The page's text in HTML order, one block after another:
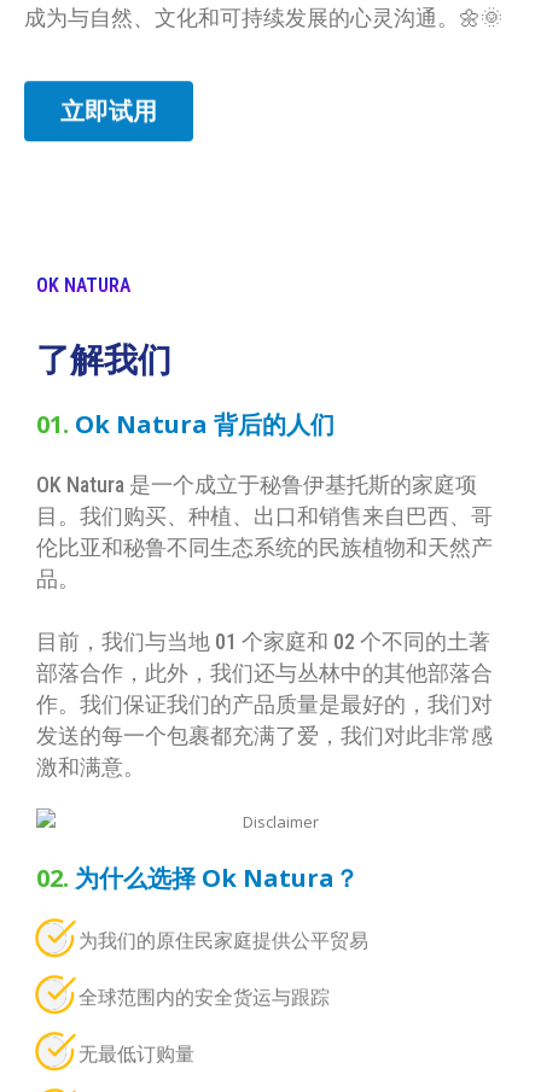
成为与自然、文化和可持续发展的心灵沟通。🌼🌞
立即试用
OK NATURA
了解我们
01. Ok Natura 背后的人们
OK Natura 是一个成立于秘鲁伊基托斯的家庭项
目。我们购买、种植、出口和销售来自巴西、哥
伦比亚和秘鲁不同生态系统的民族植物和天然产
品。
目前，我们与当地 01 个家庭和 02 个不同的土著
部落合作，此外，我们还与丛林中的其他部落合
作。我们保证我们的产品质量是最好的，我们对
发送的每一个包裹都充满了爱，我们对此非常感
激和满意。
02. 为什么选择 Ok Natura？
为我们的原住民家庭提供公平贸易
全球范围内的安全货运与跟踪
无最低订购量